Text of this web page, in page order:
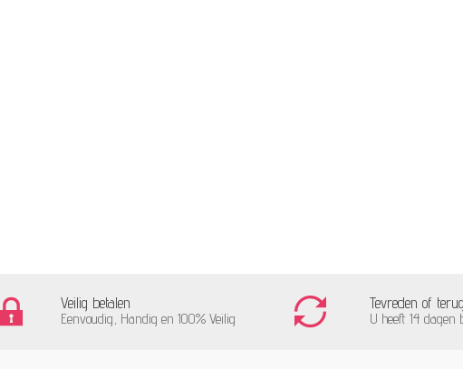
Veilig betalen
Eenvoudig, Handig en 100% Veilig
Tevreden of
U heeft 14 dagen